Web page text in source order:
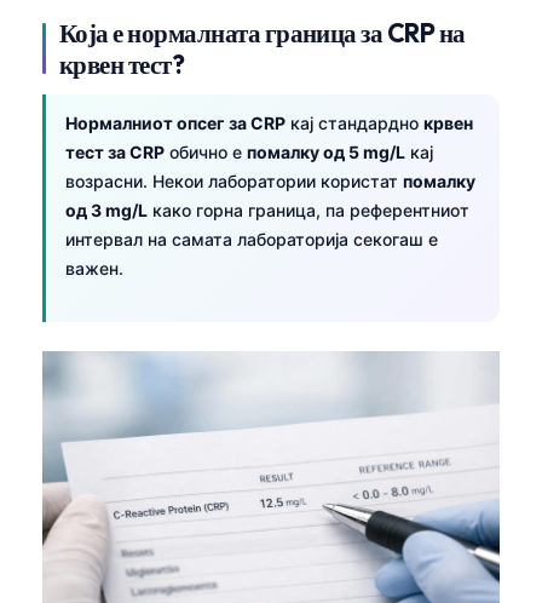
Која е нормалната граница за CRP на
крвен тест?
Нормалниот опсег за CRP кај стандардно крвен
тест за CRP обично е помалку од 5 mg/L кај
возрасни. Некои лаборатории користат помалку
од 3 mg/L како горна граница, па референтниот
интервал на самата лабораторија секогаш е
важен.